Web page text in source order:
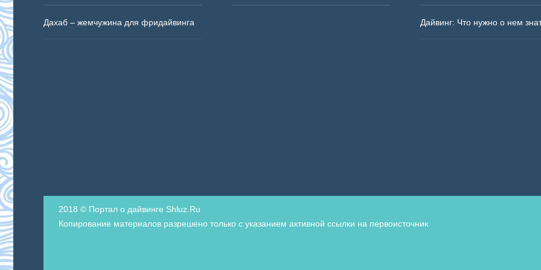
Дахаб – жемчужина для фридайвинга Дайвинг: Что нужно о нем
2018 © Портал о дайвинге Shluz.Ru
Копирование материалов разрешено только с указанием активной ссылки на первоисточник